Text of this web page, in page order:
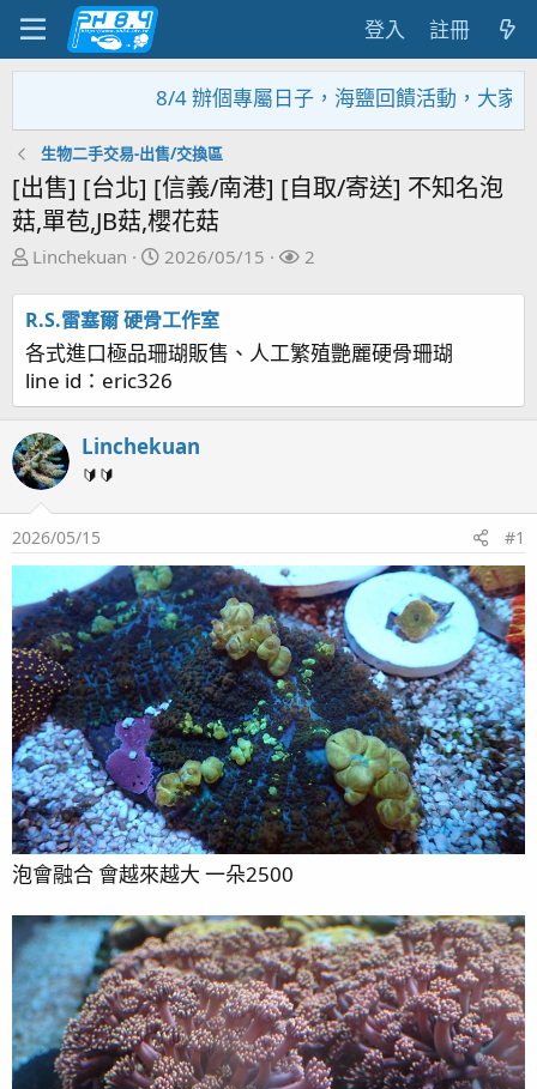
登入 註冊
8/4 辦個專屬日子，海鹽回饋活動，大家趕
生物二手交易-出售/交換區
[出售] [台北] [信義/南港] [自取/寄送] 不知名泡
菇,單苞,JB菇,櫻花菇
主
起
人
Linchekuan
開
日
期
2026/05/15
關
2
R.S.雷塞爾 硬骨工作室
各式進口極品珊瑚販售、人工繁殖艷麗硬骨珊瑚
line id：eric326
Linchekuan
🔰🔰
2026/05/15 #1
泡會融合 會越來越大 一朵2500